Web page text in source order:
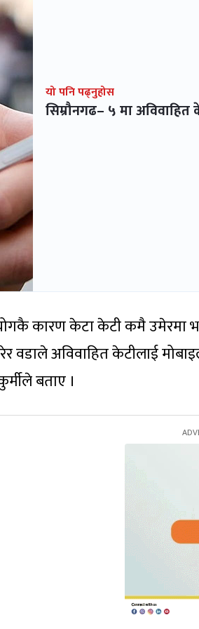
यो पनि पढ्नुहोस
सिम्रौनगढ– ५ मा अविवाहित
कारण केटा केटी कमै उमेरमा
वडाले अविवाहित केटीलाई
बताए ।